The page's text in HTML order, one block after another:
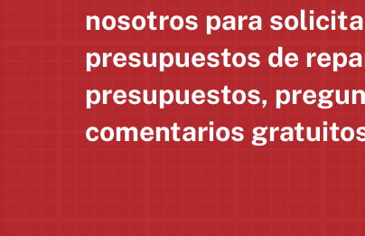
nosotros para
presupuestos de
presupuestos,
comentarios